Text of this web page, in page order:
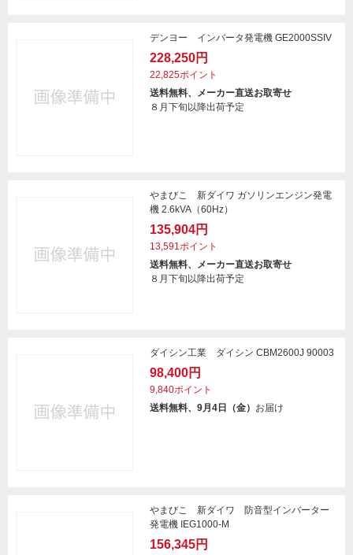
デンヨー インバータ発電機 GE2000SSIV
228,250円
22,825ポイント
送料無料、メーカー直送お取寄せ
８月下旬以降出荷予定
やまびこ 新ダイワ ガソリンエンジン発電
機 2.6kVA（60Hz）
135,904円
13,591ポイント
送料無料、メーカー直送お取寄せ
８月下旬以降出荷予定
ダイシン工業 ダイシン CBM2600J 90003
98,400円
9,840ポイント
送料無料、9月4日（金） お届け
やまびこ 新ダイワ 防音型インバーター
発電機 IEG1000-M
156,345円